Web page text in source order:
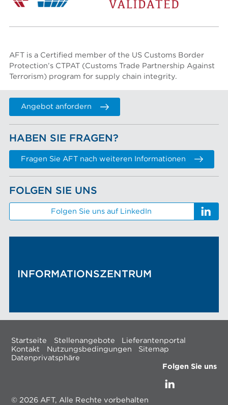
AFT is a Certified member of the US Customs Border
Protection’s CTPAT (Customs Trade Partnership Against
Terrorism) program for supply chain integrity.
Angebot anfordern
HABEN SIE FRAGEN?
Fragen Sie AFT nach weiteren Informationen
FOLGEN SIE UNS
Folgen Sie uns auf LinkedIn
INFORMATIONSZENTRUM
Startseite Stellenangebote
Lieferantenportal
Kontakt
Nutzungsbedingungen
Sitemap
Datenprivatsphäre
Folgen Sie uns
© 2026 AFT, Alle Rechte vorbehalten